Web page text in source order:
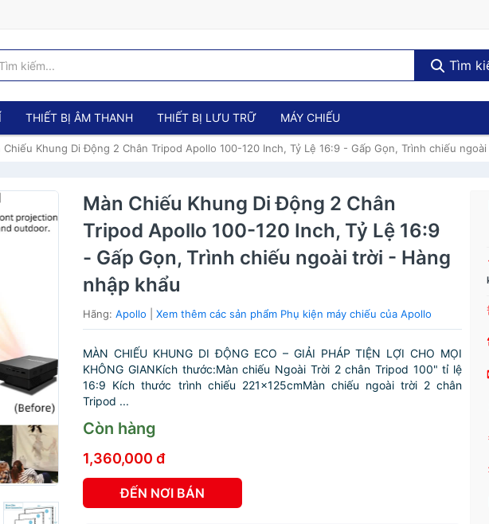
Tìm
THIẾT BỊ ÂM THANH THIẾT BỊ LƯU TRỮ MÁY CHIẾU
Chiếu Khung Di Động 2 Chân Tripod Apollo 100-120 Inch, Tỷ Lệ 16:9 - Gấp Gọn, Trình chiếu
Màn Chiếu Khung Di Động 2 Chân
Tripod Apollo 100-120 Inch, Tỷ Lệ 16:9
- Gấp Gọn, Trình chiếu ngoài trời - Hàng
nhập khẩu
Hãng:Apollo |Xem thêm các sản phẩm Phụ kiện máy chiếu của Apollo
MÀN CHIẾU KHUNG DI ĐỘNG ECO – GIẢI PHÁP TIỆN LỢI CHO MỌI
KHÔNG GIANKích thước:Màn chiếu Ngoài Trời 2 chân Tripod 100" tỉ lệ
16:9 Kích thước trình chiếu 221x125cmMàn chiếu ngoài trời 2 chân
Tripod ...
Còn hàng
1,360,000 đ
ĐẾN NƠI BÁN